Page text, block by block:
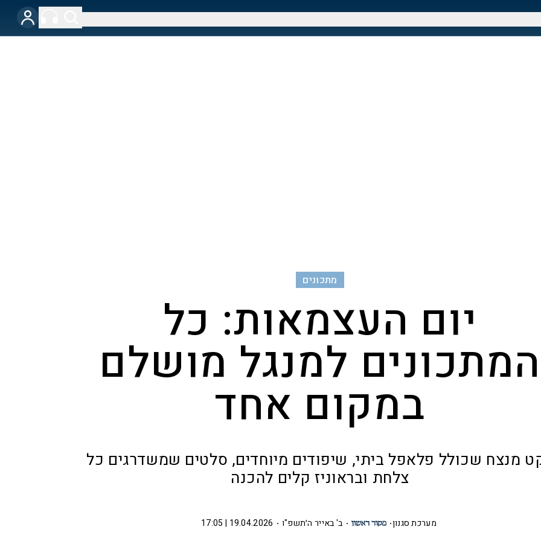
מתכונים
יום העצמאות: כל
המתכונים למנגל מושלם
במקום אחד
מנצח שכולל פלאפל ביתי, שיפודים מיוחדים, סלטים שמשדרגים כל
צלחת ובראוניז קלים להכנה
מערכת סגנון ב' באייר ה׳תשפ"ו 19.04.2026 | 17:05